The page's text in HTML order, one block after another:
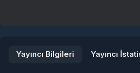
Yayıncı Bilgileri Yayıncı